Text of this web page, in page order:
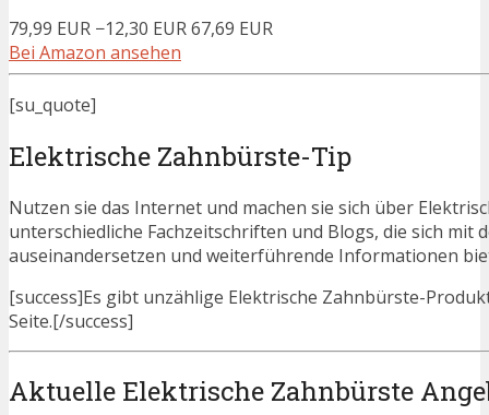
79,99 EUR −12,30 EUR67,69 EUR
Bei Amazon ansehen
[su_quote]
Elektrische Zahnbürste-Tip
Nutzen sie das Internet und machen sie sich über
unterschiedliche Fachzeitschriften und Blogs, die sich
auseinandersetzen und weiterführende Informationen
[success]Es gibt unzählige Elektrische Zahnbürste-
Seite.[/success]
Aktuelle Elektrische Zahnbürste